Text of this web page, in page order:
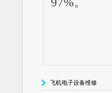
飞机电子设备维修